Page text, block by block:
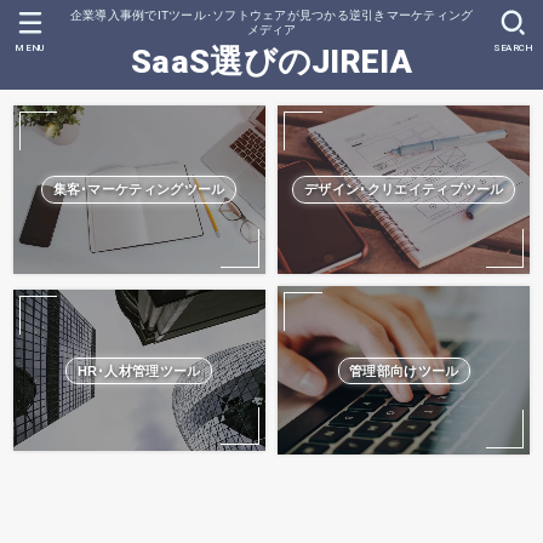
企業導入事例でITツール･ソフトウェアが見つかる逆引きマーケティング
メディア
SaaS選びのJIREIA SEARCH
MENU
集客･マーケティングツール デザイン･クリエイティブツール
HR･人材管理ツール 管理部向けツール